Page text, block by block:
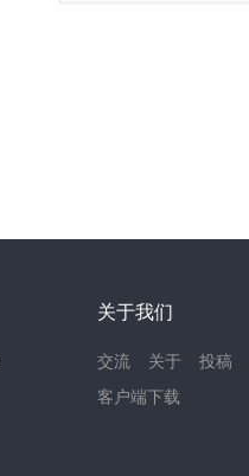
关于我们
交流 关于
投稿
客户端下载